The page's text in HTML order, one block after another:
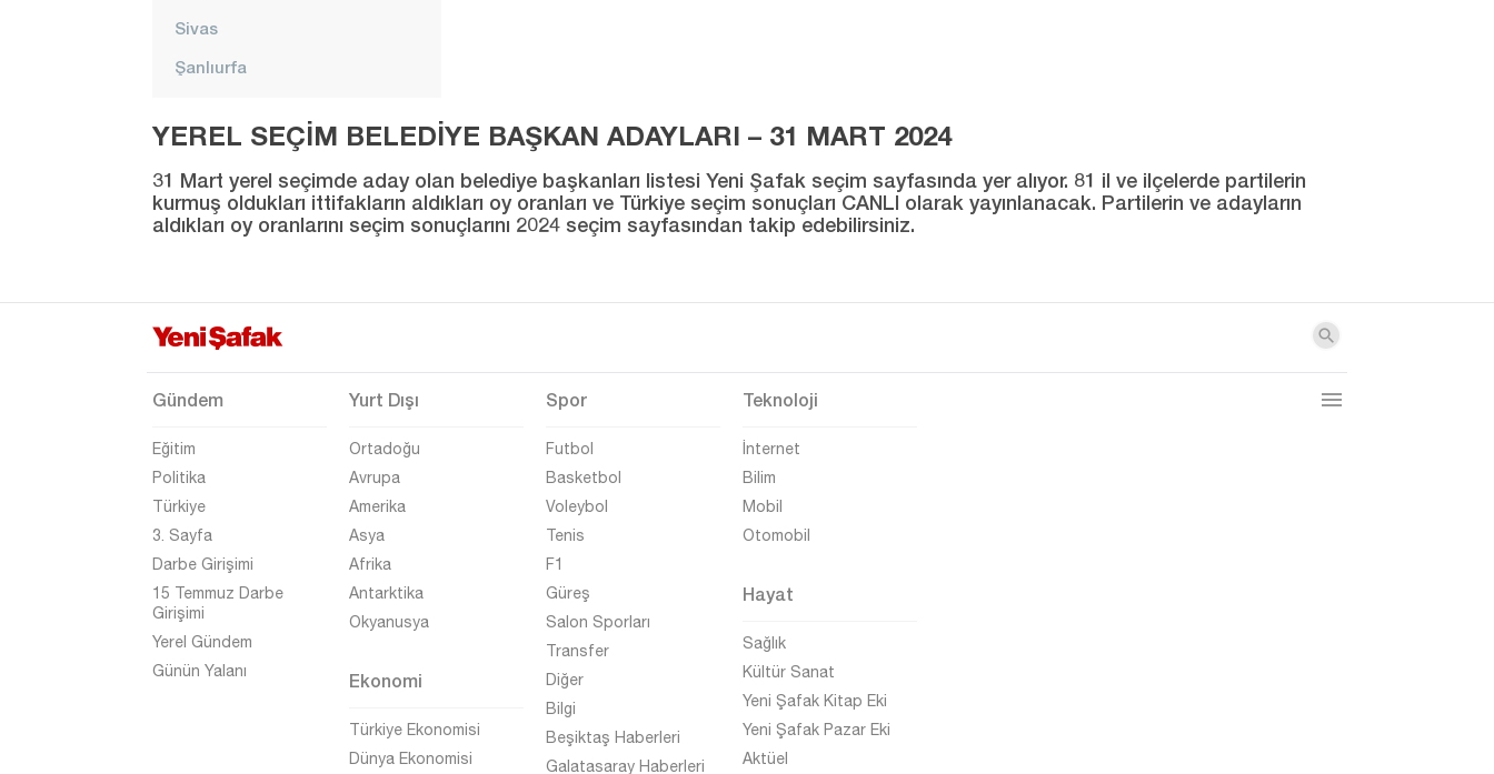
Sivas
Şanlıurfa
Tekirdağ
Tokat
Trabzon
Uşak
Van
Yalova
Zonguldak
YEREL SEÇİM BELEDİYE BAŞKAN ADAYLARI – 31 MART 2024
31 Mart yerel seçimde aday olan belediye başkanları listesi Yeni Şafak seçim sayfasında yer alıyor. 81 il ve ilçelerde partilerin
kurmuş oldukları ittifakların aldıkları oy oranları ve Türkiye seçim sonuçları CANLI olarak yayınlanacak. Partilerin ve adayların
aldıkları oy oranlarını seçim sonuçlarını 2024 seçim sayfasından takip edebilirsiniz.
Gündem
Eğitim
Politika
Türkiye
3. Sayfa
Darbe Girişimi
15 Temmuz Darbe
Girişimi
Yerel Gündem
Günün Yalanı
Yurt Dışı
Ortadoğu
Avrupa
Amerika
Asya
Afrika
Antarktika
Okyanusya
Ekonomi
Türkiye Ekonomisi
Dünya Ekonomisi
Spor
Futbol
Basketbol
Voleybol
Tenis
F1
Güreş
Salon Sporları
Transfer
Diğer
Bilgi
Beşiktaş Haberleri
Galatasaray Haberleri
Teknoloji
İnternet
Bilim
Mobil
Otomobil
Hayat
Sağlık
Kültür Sanat
Yeni Şafak Kitap Eki
Yeni Şafak Pazar Eki
Aktüel